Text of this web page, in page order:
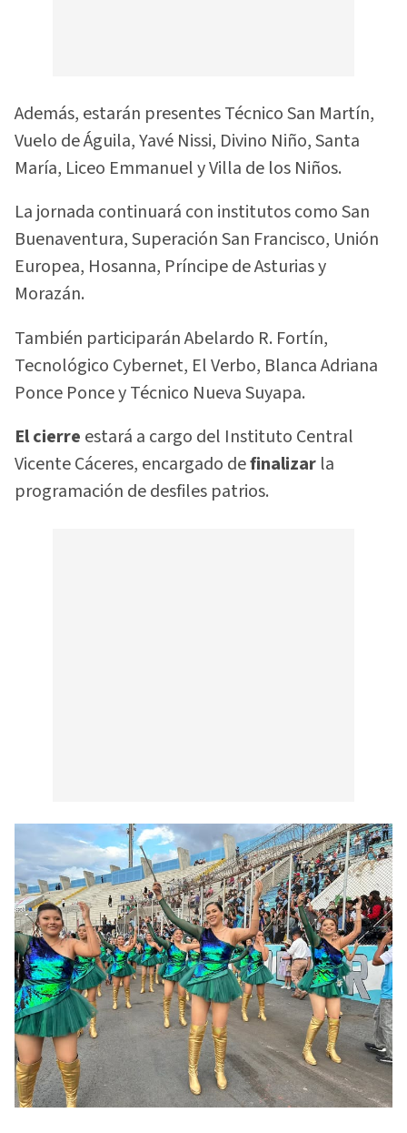
Además, estarán presentes Técnico San Martín,
Vuelo de Águila, Yavé Nissi, Divino Niño, Santa
María, Liceo Emmanuel y Villa de los Niños.
La jornada continuará con institutos como San
Buenaventura, Superación San Francisco, Unión
Europea, Hosanna, Príncipe de Asturias y
Morazán.
También participarán Abelardo R. Fortín,
Tecnológico Cybernet, El Verbo, Blanca Adriana
Ponce Ponce y Técnico Nueva Suyapa.
El cierre estará a cargo del Instituto Central
Vicente Cáceres, encargado definalizar la
programación de desfiles patrios.